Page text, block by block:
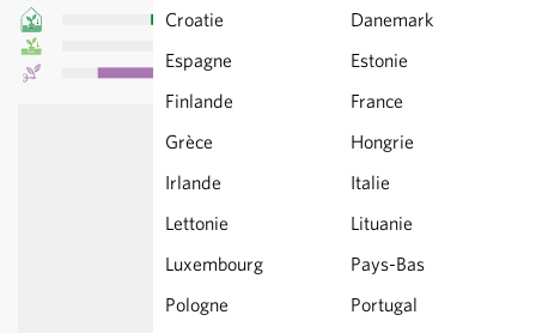
Croatie
Danemark
Espagne
Estonie
Finlande
France
Grèce
Hongrie
Irlande
Italie
Lettonie
Lituanie
Luxembourg
Pays-Bas
Pologne
Portugal